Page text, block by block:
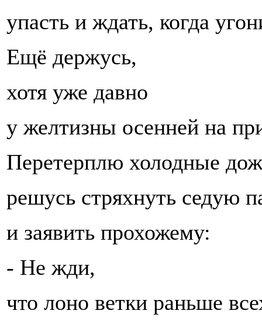
упасть и ждать, когда
Ещё держусь,
хотя уже давно
у желтизны осенней на
Перетерплю холодные
решусь стряхнуть седую
и заявить прохожему:
- Не жди,
что лоно ветки раньше